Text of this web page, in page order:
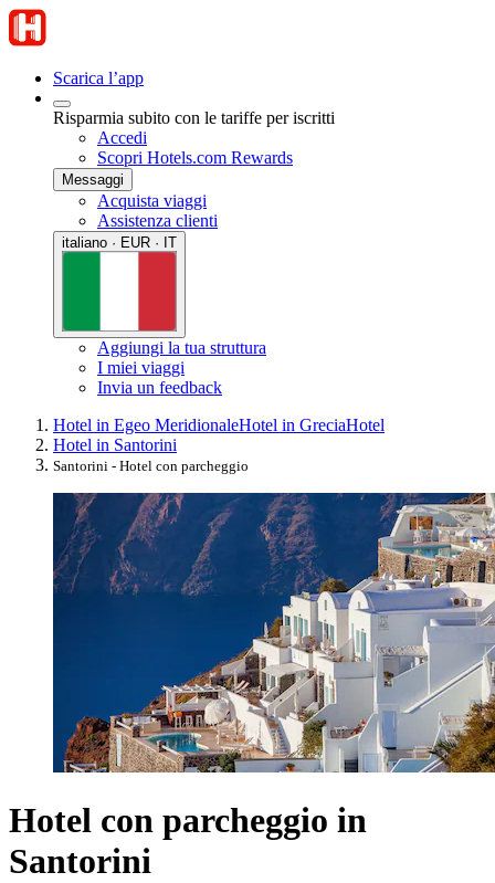
Scarica l’app
Risparmia subito con le tariffe per iscritti
Accedi
Scopri Hotels.com Rewards
Messaggi
Acquista viaggi
Assistenza clienti
italiano · EUR · IT
Aggiungi la tua struttura
I miei viaggi
Invia un feedback
Hotel in Egeo MeridionaleHotel in GreciaHotel
Hotel in Santorini
Santorini - Hotel con parcheggio
Hotel con parcheggio in
Santorini